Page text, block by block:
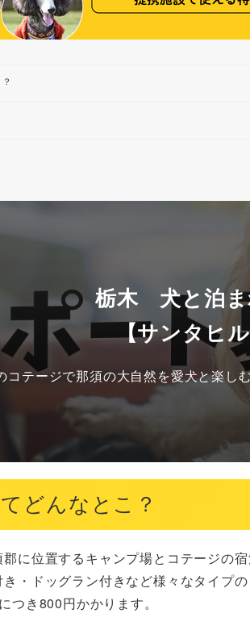
栃木 犬と泊
【サンタヒ
コテージで那須の大自然を愛犬と楽
どんなとこ？
に位置するキャンプ場とコテージの
・ドッグラン付きなど様々なタイプ
つき800円かかります。